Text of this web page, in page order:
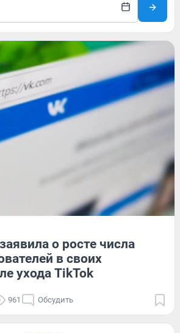
о росте числа
в своих
ухода TikTok
961 Обсудить